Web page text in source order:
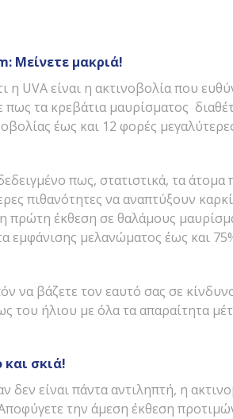
: Μείνετε μακριά!
η UVA είναι η ακτινοβολία που
πως τα κρεβάτια μαυρίσματος
έως και 12 φορές
πως, στατιστικά, τα
πιθανότητες να αναπτύξουν
πρώτη έκθεση σε θαλάμους
εμφάνισης μελανώματος έως και
να βάζετε τον εαυτό σας σε
του ήλιου με όλα τα απαραίτητα
σκιά!
δεν είναι πάντα αντιληπτή, η
την άμεση έκθεση